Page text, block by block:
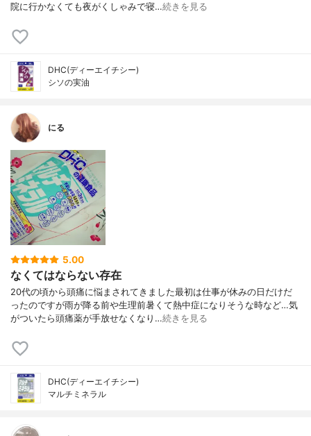
院に行かなくても夜がくしゃみで寝…続きを見る
DHC(ディーエイチシー)
シソの実油
にる
5.00
なくてはならない存在
20代の頃から頭痛に悩まされてきました最初は仕事が休みの日だけだ
ったのですが雨が降る前や生理前暑くて熱中症になりそうな時など…気
がついたら頭痛薬が手放せなくなり…続きを見る
DHC(ディーエイチシー)
マルチミネラル